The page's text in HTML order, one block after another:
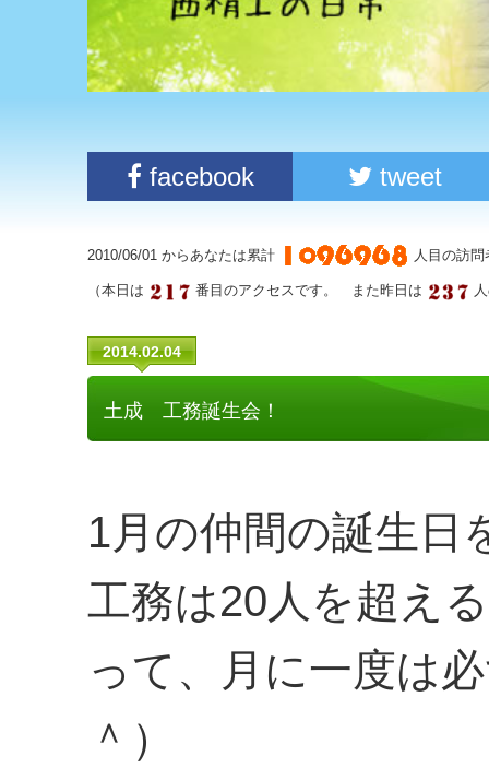
facebook tweet
2010/06/01 からあなたは累計 人目の訪
（本日は 番目のアクセスです。 また昨日は
2014.02.04
土成 工務誕生会！
1月の仲間の誕生日
工務は20人を超え
って、月に一度は
＾）